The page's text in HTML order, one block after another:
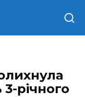
pічного